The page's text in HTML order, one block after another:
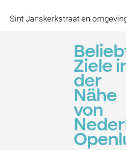
Sint Janskerkstraat en
Ziele
der
Nähe
von